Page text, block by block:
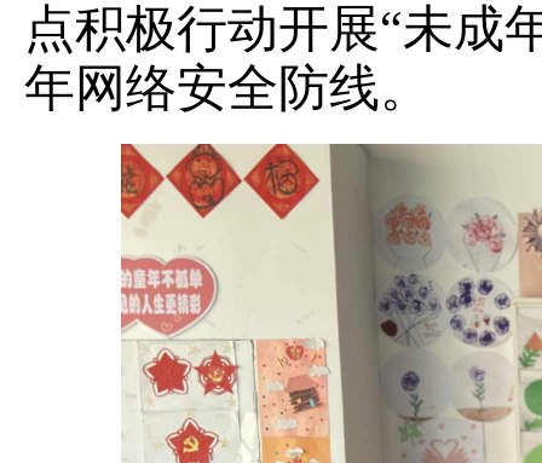
点积极行动开展“未成
年网络安全防线。